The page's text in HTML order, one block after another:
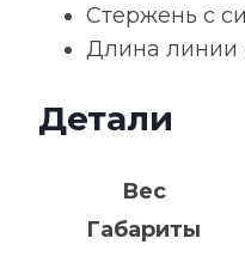
Стержень с
Длина линии
Детали
Вес
Габариты